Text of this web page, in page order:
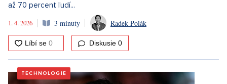
až 70 percent ľudí...
1. 4. 2026
3 minuty Radek Polák
Diskusie 0
TECHNOLOGIE